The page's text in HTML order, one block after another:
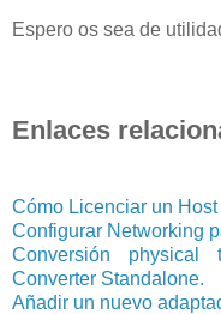
Espero os sea de
Enlaces
Cómo Licenciar un
Configurar Networking
Conversión
Converter Standalone.
Añadir un nuevo